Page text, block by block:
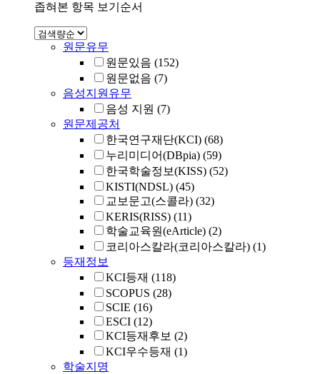
좁혀본 항목 보기순서
원문유무
원문있음 (152)
원문없음 (7)
음성지원유무
음성 지원 (7)
원문제공처
한국연구재단(KCI) (68)
누리미디어(DBpia) (59)
한국학술정보(KISS) (52)
KISTI(NDSL) (45)
교보문고(스콜라) (32)
KERIS(RISS) (11)
학술교육원(eArticle) (2)
코리아스칼라(코리아스칼라) (1)
등재정보
KCI등재 (118)
SCOPUS (28)
SCIE (16)
ESCI (12)
KCI등재후보 (2)
KCI우수등재 (1)
학술지명